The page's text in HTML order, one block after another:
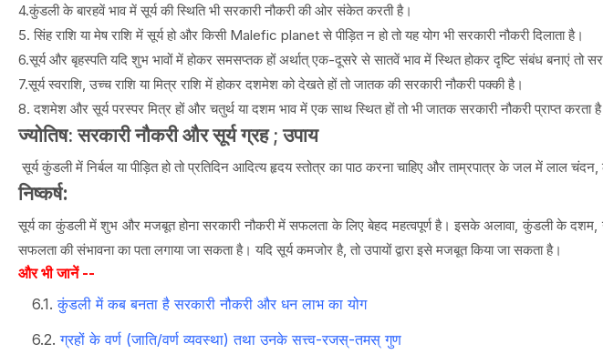
4.कुंडली के बारहवें भाव में सूर्य की स्थिति भी सरकारी नौकरी की ओर संकेत करती है।
5. सिंह राशि या मेष राशि में सूर्य हो और किसी Malefic planet से पीड़ित न हो तो यह योग भी सरकारी नौकरी दिलाता है।
6.सूर्य और बृहस्पति यदि शुभ भावों में होकर समसप्तक हों अर्थात् एक-दूसरे से सातवें भाव में स्थित होकर दृष्टि संबंध बनाएं तो
7.सूर्य स्वराशि, उच्च राशि या मित्र राशि में होकर दशमेश को देखते हों तो जातक की सरकारी नौकरी पक्की है।
8. दशमेश और सूर्य परस्पर मित्र हों और चतुर्थ या दशम भाव में एक साथ स्थित हों तो भी जातक सरकारी नौकरी प्राप्त करता
ज्योतिष: सरकारी नौकरी और सूर्य ग्रह ; उपाय
सूर्य कुंडली में निर्बल या पीड़ित हो तो प्रतिदिन आदित्य हृदय स्तोत्र का पाठ करना चाहिए और ताम्रपात्र के जल में लाल
निष्कर्ष:
सूर्य का कुंडली में शुभ और मजबूत होना सरकारी नौकरी में सफलता के लिए बेहद महत्वपूर्ण है। इसके अलावा, कुंडली के दशम,
सफलता की संभावना का पता लगाया जा सकता है। यदि सूर्य कमजोर है, तो उपायों द्वारा इसे मजबूत किया जा सकता है।
और भी जानें --
कुंडली में कब बनता है सरकारी नौकरी और धन लाभ का योग
ग्रहों के वर्ण (जाति/वर्ण व्यवस्था) तथा उनके सत्त्व-रजस्-तमस् गुण